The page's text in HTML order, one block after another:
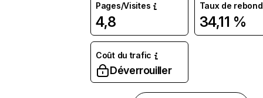
Pages/Visites
4,8
Taux de rebond
34,11 %
Coût du trafic
Déverrouiller